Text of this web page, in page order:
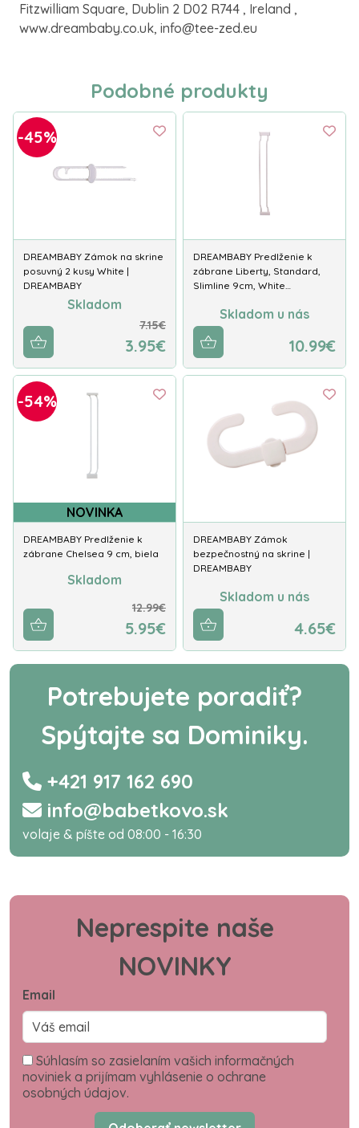
Fitzwilliam Square, Dublin 2 D02 R744 , Ireland ,
www.dreambaby.co.uk, info@tee-zed.eu
Podobné produkty
-45%
DREAMBABY Zámok na skrine
posuvný 2 kusy White |
DREAMBABY
Skladom
7.15€
3.95€
DREAMBABY Predlženie k
zábrane Liberty, Standard,
Slimline 9cm, White…
Skladom u nás
10.99€
-54%
NOVINKA
DREAMBABY Predlženie k
zábrane Chelsea 9 cm, biela
Skladom
12.99€
5.95€
DREAMBABY Zámok
bezpečnostný na skrine |
DREAMBABY
Skladom u nás
4.65€
Potrebujete poradiť?
Spýtajte sa Dominiky.
+421 917 162 690
info@babetkovo.sk
volaje & píšte od 08:00 - 16:30
Neprespite naše
NOVINKY
Email
Súhlasím so zasielaním vašich informačných
noviniek a prijímam vyhlásenie o ochrane
osobných údajov.